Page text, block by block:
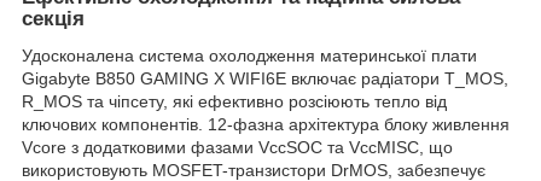
секція
Удосконалена система охолодження материнської плати
Gigabyte B850 GAMING X WIFI6E включає радіатори T_MOS,
R_MOS та чіпсету, які ефективно розсіюють тепло від
ключових компонентів. 12-фазна архітектура блоку живлення
Vcore з додатковими фазами VccSOC та VccMISC, що
використовують MOSFET-транзистори DrMOS, забезпечує